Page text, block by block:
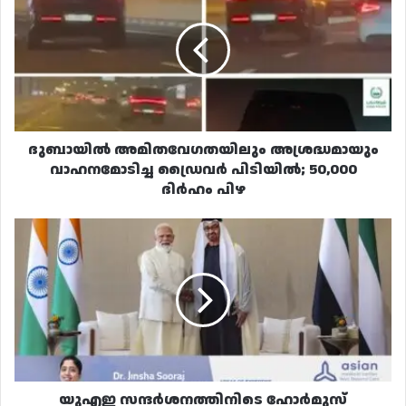
അശ്രദ്ധമായും
വാഹനമോടിച്ച
ഡ്രൈവർ
പിടിയിൽ;
50,000
ദിർഹം
പിഴ
ദുബായിൽ അമിതവേഗതയിലും അശ്രദ്ധമായും
വാഹനമോടിച്ച ഡ്രൈവർ പിടിയിൽ; 50,000
ദിർഹം പിഴ
യുഎഇ
സന്ദർശനത്തിനിടെ
ഹോർമുസ്
കടലിടുക്കിലെ
സുരക്ഷ
ഊന്നിപ്പറഞ്ഞ്
പ്രധാനമന്ത്രി
നരേന്ദ്ര
മോദി
യുഎഇ സന്ദർശനത്തിനിടെ ഹോർമുസ്